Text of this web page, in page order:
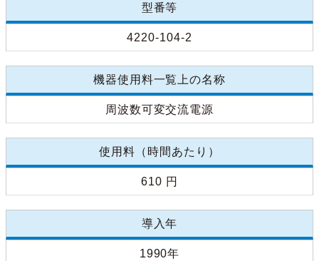
型番等
4220-104-2
機器使用料一覧上の名称
周波数可変交流電源
使用料（時間あたり）
610 円
導入年
1990年